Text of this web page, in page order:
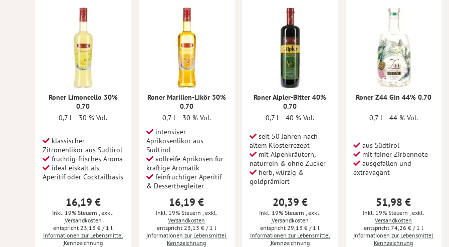
Roner Limoncello 30%
0.70
0,7 l
30 % Vol.
klassischer
Zitronenlikör aus Südtirol
fruchtig-frisches Aroma
ideal eiskalt als
Aperitif oder Cocktailbasis
16,19 €
Inkl. 19% Steuern, exkl.
Versandkosten
23,13 € / 1 l
Informationen zur Lebensmittel
Kennzeichnung
Roner Marillen-Likör 30%
0.70
0,7 l
30 % Vol.
intensiver
Aprikosenlikör aus
Südtirol
vollreife Aprikosen für
kräftige Aromatik
feinfruchtiger Aperitif
& Dessertbegleiter
16,19 €
Inkl. 19% Steuern , exkl.
Versandkosten
23,13 €/ 1 l
Informationen zur Lebensmittel
Kennzeichnung
Roner Alpler-Bitter 40%
0.70
0,7 l
40 % Vol.
seit 50 Jahren nach
altem Klosterrezept
mit Alpenkräutern,
naturrein & ohne Zucker
herb, würzig &
goldprämiert
20,39 €
Inkl. 19% Steuern, exkl.
Versandkosten
29,13 € / 1 l
Informationen zur Lebensmittel
Kennzeichnung
Roner Z44 Gin 44% 0.70
0,7 l 44 % Vol.
aus Südtirol
mit feiner Zirbennote
ausgefallen und
extravagant
51,98 €
Inkl. 19% Steuern , exkl.
Versandkosten
74,26 €/ 1 l
Informationen zur Lebensmittel
Kennzeichnung